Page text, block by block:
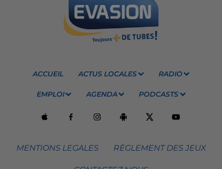
ACCUEIL ACTUS LOCALES RADIO
EMPLOI AGENDA PODCASTS
MENTIONS LEGALES RÈGLEMENT DES JEUX